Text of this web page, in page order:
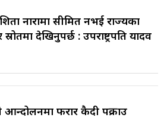
नारामा सीमित नभई राज्यका
स्रोतमा देखिनुपर्छ : उपराष्ट्रपति यादव
फरार कैदी पक्राउ